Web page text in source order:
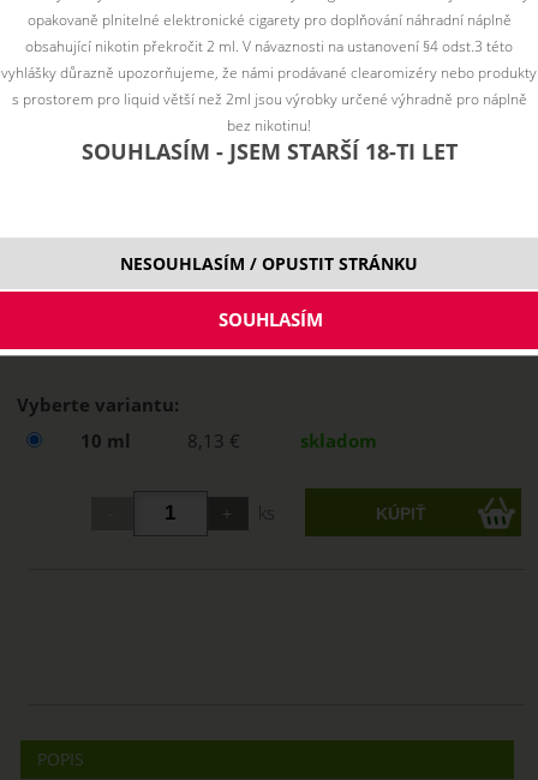
Vyberte variantu:
10 ml
8,13 € skladom
ks
POPIS
opakovaně plnitelné elektronické cigarety pro doplňování náhradní náplně
obsahující nikotin překročit 2 ml. V návaznosti na ustanovení §4 odst.3 této
vyhlášky důrazně upozorňujeme, že námi prodávané clearomizéry nebo produkty
s prostorem pro liquid větší než 2ml jsou výrobky určené výhradně pro náplně
bez nikotinu!
SOUHLASÍM - JSEM STARŠÍ 18-TI LET
NESOUHLASÍM / OPUSTIT STRÁNKU